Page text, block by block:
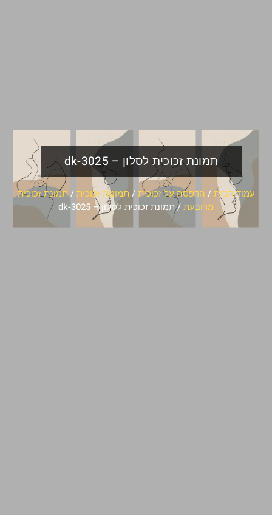
תמונת זכוכית לסלון – dk-3025
עמוד הבית/ הדפסה על זכוכית/ תמונות זכוכית/תמונת זכוכית
מרובעת/ תמונת זכוכית לסלון – dk-3025